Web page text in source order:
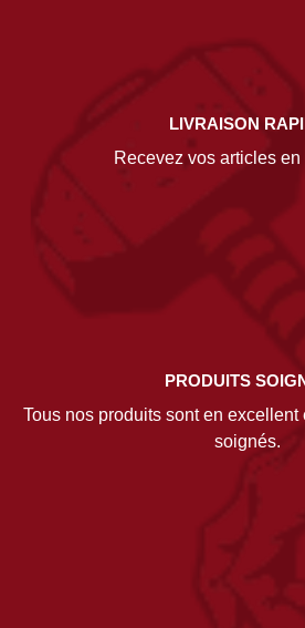
LIVRAISON
Recevez vos articles en
PRODUITS
Tous nos produits sont en
soignés.